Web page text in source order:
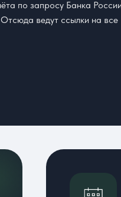
по запросу Банка
ведут ссылки на все